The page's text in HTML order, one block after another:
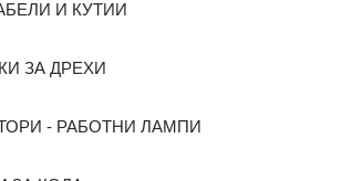
И КУТИИ
ЗА ДРЕХИ
- РАБОТНИ ЛАМПИ